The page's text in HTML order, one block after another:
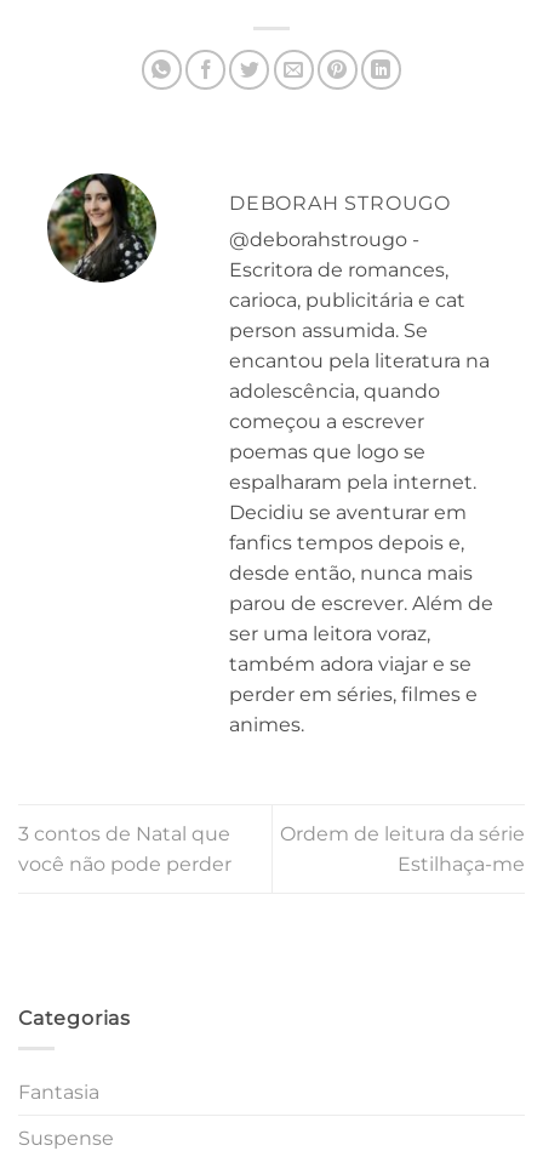
DEBORAH STROUGO
@deborahstrougo -
Escritora de romances,
carioca, publicitária e cat
person assumida. Se
encantou pela literatura na
adolescência, quando
começou a escrever
poemas que logo se
espalharam pela internet.
Decidiu se aventurar em
fanfics tempos depois e,
desde então, nunca mais
parou de escrever. Além de
ser uma leitora voraz,
também adora viajar e se
perder em séries, filmes e
animes.
3 contos de Natal que
você não pode perder
Ordem de leitura da série
Estilhaça-me
Categorias
Fantasia
Suspense